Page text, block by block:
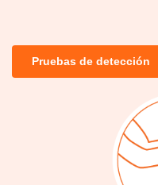
Pruebas de detección